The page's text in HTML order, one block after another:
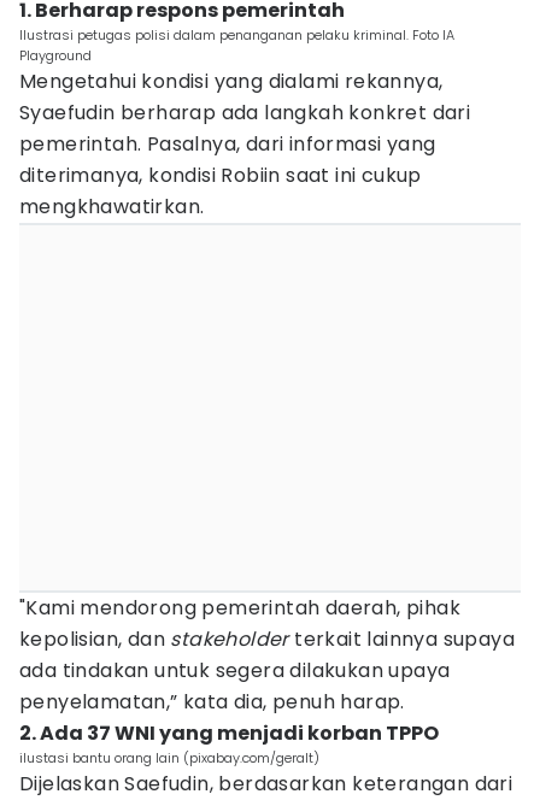
1. Berharap respons pemerintah
Ilustrasi petugas polisi dalam penanganan pelaku kriminal. Foto IA
Playground
Mengetahui kondisi yang dialami rekannya,
Syaefudin berharap ada langkah konkret dari
pemerintah. Pasalnya, dari informasi yang
diterimanya, kondisi Robiin saat ini cukup
mengkhawatirkan.
"Kami mendorong pemerintah daerah, pihak
kepolisian, dan stakeholderterkait lainnya supaya
ada tindakan untuk segera dilakukan upaya
penyelamatan,” kata dia, penuh harap.
2. Ada 37 WNI yang menjadi korban TPPO
ilustasi bantu orang lain (pixabay.com/geralt)
Dijelaskan Saefudin, berdasarkan keterangan dari